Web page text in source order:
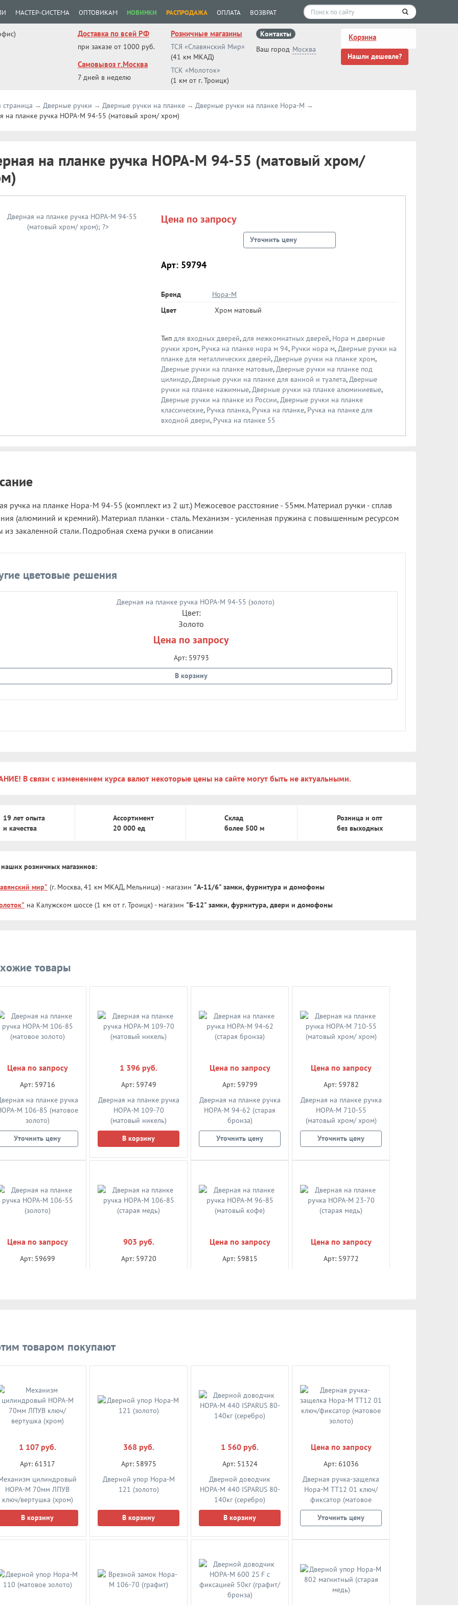
МАСТЕР-СИСТЕМА ОПТОВИКАМ НОВИНКИ РАСПРОДАЖА ОПЛАТА ВОЗВРАТ
Доставка по всей РФ
при заказе от 1000 руб.
Самовывоз г.Москва
7 дней в неделю
Розничные магазины
ТСЯ «Славянский Мир»
(41 км МКАД)
ТСК «Молоток»
(1 км от г. Троицк)
Контакты
Ваш город Москва
Корзина
Нашли дешевле?
страница Дверные ручки Дверные ручки на планке
Дверные ручки на планке Нора-М
на планке ручка НОРА-М 94-55 (матовый хром/ хром)
на планке ручка НОРА-М 94-55 (матовый хром/
Цена по запросу
Уточнить цену
Арт: 59794
Бренд
Нора-М
Цвет
Хром матовый
Тип для входных дверей,для межкомнатных дверей, Нора м дверные
ручки хром, Ручка на планке нора м 94, Ручки нора м,Дверные ручки на
планке для металлических дверей,Дверные ручки на планке хром,
Дверные ручки на планке матовые,Дверные ручки на планке под
цилиндр,Дверные ручки на планке для ванной и туалета,Дверные
ручки на планке нажимные,Дверные ручки на планке алюминиевые,
Дверные ручки на планке из России,Дверные ручки на планке
классические, Ручка планка, Ручка на планке, Ручка на планке для
входной двери, Ручка на планке 55
ручка на планке Нора-М 94-55 (комплект из 2 шт.) Межосевое расстояние - 55мм. Материал ручки - сплав
(алюминий и кремний). Материал планки - сталь. Механизм - усиленная пружина с повышенным ресурсом
из закаленной стали. Подробная схема ручки в описании
цветовые решения
Цвет:
Золото
Цена по запросу
Арт: 59793
В корзину
В связи с изменением курса валют некоторые цены на сайте могут быть не актуальными.
19 лет опыта
и качества
Ассортимент
20 000 ед
Склад
более 500 м
Розница и опт
без выходных
розничных магазинов:
мир" (г. Москва, 41 км МКАД, Мельница) - магазин "А-11/6" замки, фурнитура и домофоны
на Калужском шоссе (1 км от г. Троицк) - магазин "Б-12" замки, фурнитура, двери и домофоны
товары
Цена по запросу
Арт: 59716
на планке ручка
М 106-85 (матовое
золото)
Уточнить цену
1 396 руб.
Арт: 59749
Дверная на планке ручка
НОРА-М 109-70
(матовый никель)
В корзину
Цена по запросу
Арт: 59799
Дверная на планке ручка
НОРА-М 94-62 (старая
бронза)
Уточнить цену
Цена по запросу
Арт: 59782
Дверная на планке ручка
НОРА-М 710-55
(матовый хром/ хром)
Уточнить цену
Цена по запросу
Арт: 59699
903 руб.
Арт: 59720
Цена по запросу
Арт: 59815
Цена по запросу
Арт: 59772
1 523 руб.
на планке ручка
(матовый никель)
В корзину
Цена по запросу
Дверная на планке ручка
хром/ хром)
Уточнить цену
Цена по запросу
Дверная на планке ручка
бронза)
Уточнить цену
Цена по запросу
Дверная на планке ручка
Уточнить цену
Цена по запросу Цена по запросу Цена по запросу Цена по запросу
товаром покупают
1 107 руб.
Арт: 61317
цилиндровый
НОРА-М 70мм ЛПУВ
ключ/вертушка (хром)
В корзину
368 руб.
Арт: 58975
Дверной упор Нора-М
121 (золото)
В корзину
1 560 руб.
Арт: 51324
Дверной доводчик
НОРА-M 440 ISPARUS 80-
140кг (серебро)
В корзину
Цена по запросу
Арт: 61036
Дверная ручка-защелка
Нора-М ТТ12 01 ключ/
фиксатор (матовое
золото)
Уточнить цену